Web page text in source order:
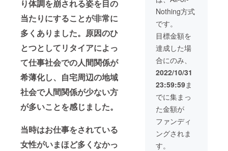
り体調を崩される姿を目の
当たりにすることが非常に
多くありました。原因のひ
とつとしてリタイアによっ
て仕事社会での人間関係が
希薄化し、自宅周辺の地域
社会で人間関係が少ない方
が多いことを感じました。
当時はお仕事をされている
女性がいまほど多くなかっ
バーと
しての
を用意
しまし
た。 半
年間の
参加権
です
れ以降
はあな
たのご
希望で
延長す
るか否
かを決
ンタン
エプロ
子供用
フリー
サイズ
のみで
着丈は
約55cm
です。
必ず着
丈寸法
をご確
認くだ
さい。
尚、端
り、詳
細日時
調整さ
せて頂
きま
す。 場
所はDIY
のいえ
で、DIY
のいえ
までの
往復交
通費は
ご負担
くださ
バーで
お手伝
内容に
よって
はお受
けでき
ないも
のもあ
ります
ので、
事前に
お打ち
合わせ
させて
いただ
Nothing方式
です。
目標金額を
達成した場
合にのみ、
2022/10/31
23:59:59ま
でに集まっ
た金額が
ファンディ
ングされま
す。